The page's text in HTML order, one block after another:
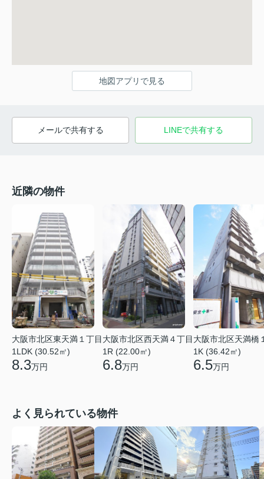
地図アプリで見る
メールで共有する LINEで共有する
近隣の物件
大阪市北区東天満１丁目
1LDK (30.52㎡)
8.3万円
大阪市北区西天満４丁目
1R (22.00㎡)
6.8万円
大阪市北区天満橋
1K (36.42㎡)
6.5万円
よく見られている物件